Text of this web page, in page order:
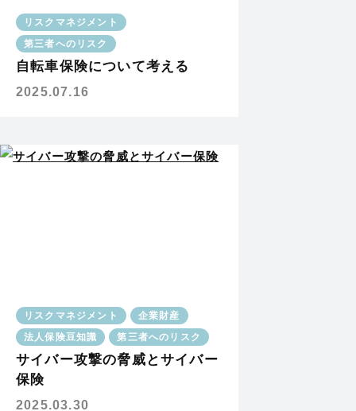
リスクマネジメント
第三者へのリスク
自転車保険について考える
2025.07.16
リスクマネジメント
企業財産
法人保険豆知識
第三者へのリスク
サイバー攻撃の脅威とサイバー
保険
2025.03.30